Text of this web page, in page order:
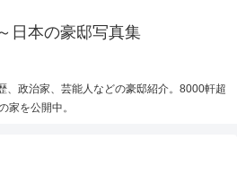
日本の豪邸写真集
、政治家、芸能人などの豪邸紹介。8000軒超
家を公開中。